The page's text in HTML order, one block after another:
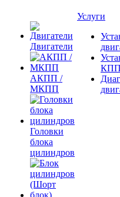
Двигатели
АКПП /
МКПП
Головки
блока
цилиндров
Услуги
КПП